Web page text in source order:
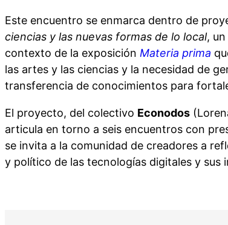
Este encuentro se enmarca dentro de
ciencias y las nuevas formas de lo local,
contexto de la exposición Materia prima
las artes y las ciencias y la necesidad de
transferencia de conocimientos para
El proyecto, del colectivo Econodos
articula en torno a seis encuentros con
se invita a la comunidad de creadores a
y político de las tecnologías digitales y sus